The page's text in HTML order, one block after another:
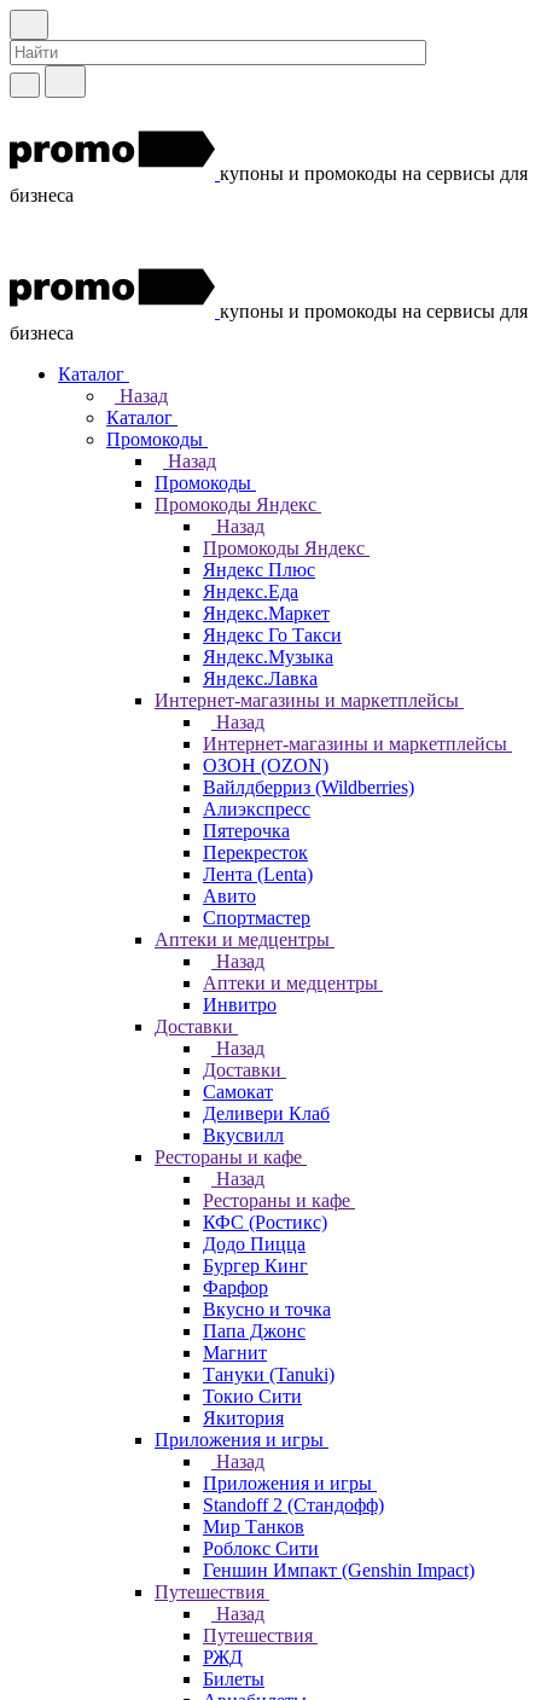
купоны и промокоды на сервисы для
бизнеса
купоны и промокоды на сервисы для
бизнеса
Каталог
Назад
Каталог
Промокоды
Назад
Промокоды
Промокоды Яндекс
Назад
Промокоды Яндекс
Яндекс Плюс
Яндекс.Еда
Яндекс.Маркет
Яндекс Го Такси
Яндекс.Музыка
Яндекс.Лавка
Интернет-магазины и маркетплейсы
Назад
Интернет-магазины и маркетплейсы
ОЗОН (OZON)
Вайлдберриз (Wildberries)
Алиэкспресс
Пятерочка
Перекресток
Лента (Lenta)
Авито
Спортмастер
Аптеки и медцентры
Назад
Аптеки и медцентры
Инвитро
Доставки
Назад
Доставки
Самокат
Деливери Клаб
Вкусвилл
Рестораны и кафе
Назад
Рестораны и кафе
КФС (Ростикс)
Додо Пицца
Бургер Кинг
Фарфор
Вкусно и точка
Папа Джонс
Магнит
Тануки (Tanuki)
Токио Сити
Якитория
Приложения и игры
Назад
Приложения и игры
Standoff 2 (Стандофф)
Мир Танков
Роблокс Сити
Геншин Импакт (Genshin Impact)
Путешествия
Назад
Путешествия
РЖД
Билеты